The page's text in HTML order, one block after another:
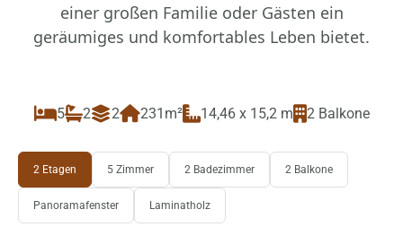
einer großen Familie oder Gästen ein
geräumiges und komfortables Leben bietet.
5 2 2 231m² 14,46 x 15,2 m 2 Balkone
2 Etagen 5 Zimmer 2 Badezimmer 2 Balkone
Panoramafenster Laminatholz